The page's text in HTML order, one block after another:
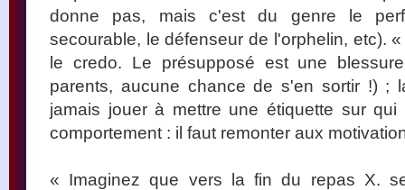
donne pas, mais c'est du genre le
secourable, le défenseur de l'orphelin, etc).
le credo. Le présupposé est une
parents, aucune chance de s'en sortir !) ;
jamais jouer à mettre une étiquette sur
comportement : il faut remonter aux
« Imaginez que vers la fin du repas X.